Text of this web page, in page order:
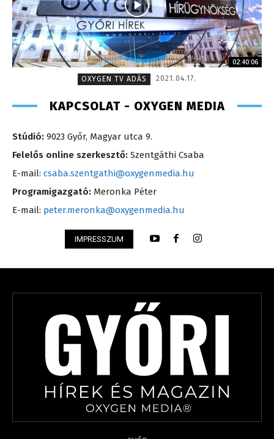
02:40:06
OXYGEN TV ADÁS
2021.04.17.
KAPCSOLAT - OXYGEN MEDIA
Stúdió: 9023 Győr, Magyar utca 9.
Felelős online szerkesztő: Szentgáthi Csaba
E-mail: csaba.szentgathi@oxygenmedia.hu
Programigazgató: Meronka Péter
E-mail: peter.meronka@oxygenmedia.hu
IMPRESSZUM